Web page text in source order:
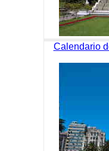
Calendario